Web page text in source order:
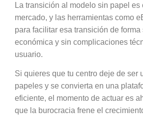
La transición al modelo sin papel es
mercado, y las herramientas como
para facilitar esa transición de forma
económica y sin complicaciones
usuario.
Si quieres que tu centro deje de ser
papeles y se convierta en una
eficiente, el momento de actuar es
que la burocracia frene el